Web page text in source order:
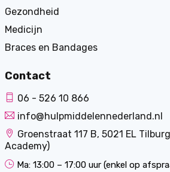
Gezondheid
Medicijn
Braces en Bandages
Contact
06 - 526 10 866
info@hulpmiddelennederland.nl
Groenstraat 117 B, 5021 EL
Academy)
Ma: 13:00 – 17:00 uur (enkel op